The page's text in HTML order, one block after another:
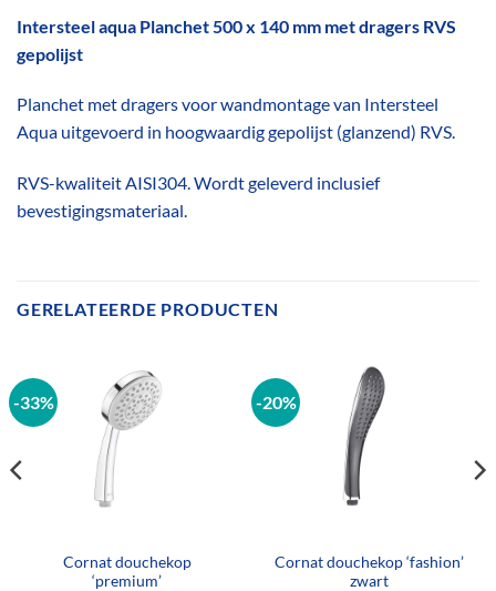
Intersteel aqua Planchet 500 x 140 mm met dragers RVS
gepolijst
Planchet met dragers voor wandmontage van Intersteel
Aqua uitgevoerd in hoogwaardig gepolijst (glanzend) RVS.
RVS-kwaliteit AISI304. Wordt geleverd inclusief
bevestigingsmateriaal.
GERELATEERDE PRODUCTEN
-33%
Cornat douchekop
‘premium’
-20%
Cornat douchekop ‘fashion’
zwart